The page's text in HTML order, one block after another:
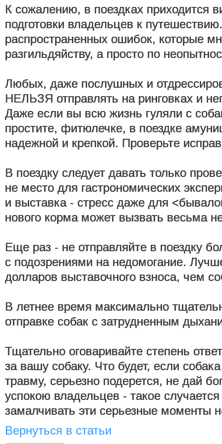
К сожалению, в поездках приходится
подготовки владельцев к
распространенных ошибок, которые
разгильдяйству, а просто по
Любых, даже послушных и
НЕЛЬЗЯ отправлять на ринговках и
Даже если вы всю жизнь гуляли с
простите, фитюлечке, в поездке
надежной и крепкой. Проверьте
В поездку следует давать только
не место для гастрономических
и выставка - стресс даже для
нового корма может вызвать весьма
Еще раз - не отправляйте в поездку
с подозрениями на недомогание.
долларов выставочного взноса, чем
В летнее время максимально
отправке собак с затрудненным
Тщательно оговаривайте степень
за вашу собаку. Что будет, если
травму, серьезно подерется, не дай
успокою владельцев - такое
замалчивать эти серьезные моменты
Вернуться в статьи